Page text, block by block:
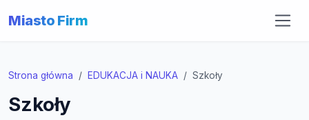
Miasto Firm
Strona główna EDUKACJA i NAUKA Szkoły
Szkoły